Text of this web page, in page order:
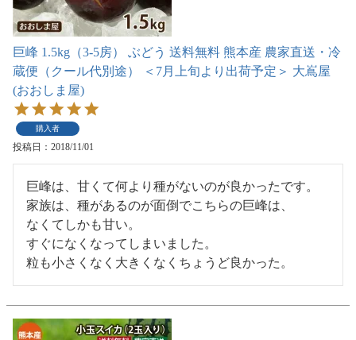
巨峰 1.5kg（3-5房） ぶどう 送料無料 熊本産 農家直送・冷
蔵便（クール代別途） ＜7月上旬より出荷予定＞ 大嶌屋
(おおしま屋)
購入者
投稿日 2018/11/01
巨峰は、甘くて何より種がないのが良かったです。
家族は、種があるのが面倒でこちらの巨峰は、
なくてしかも甘い。
すぐになくなってしまいました。
粒も小さくなく大きくなくちょうど良かった。